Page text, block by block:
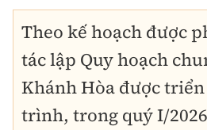
Theo kế hoạch được
tác lập Quy hoạch
Khánh Hòa được
trình, trong quý I/